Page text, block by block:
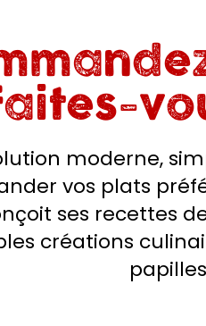
moderne,
vos plats
ses recettes
créations